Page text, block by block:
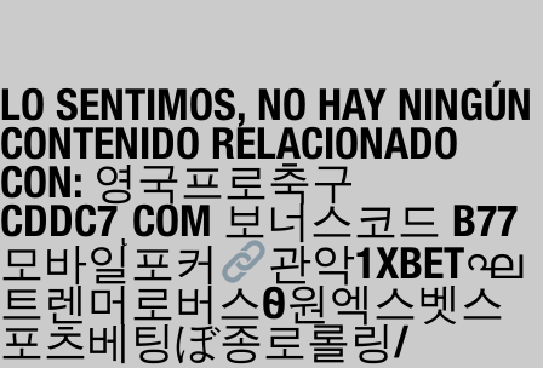
LO SENTIMOS, NO HAY NINGÚN
CONTENIDO RELACIONADO
CON: 영국프로축구
CDDC7ͺCOM 보너스코드 B77
모바일포커
관악1XBETഘ
트렌머로버스Ѳ원엑스벳스
포츠베팅ぼ종로롤링/